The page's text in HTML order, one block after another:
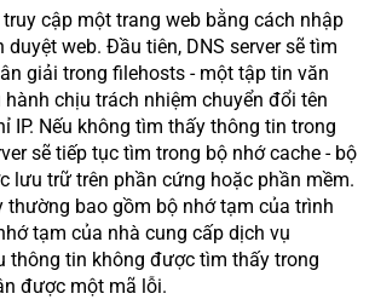
cập một trang web bằng cách nhập
web. Đầu tiên, DNS server sẽ tìm
giải trong filehosts - một tập tin văn
hành chịu trách nhiệm chuyển đổi tên
IP. Nếu không tìm thấy thông tin trong
sẽ tiếp tục tìm trong bộ nhớ cache - bộ
lưu trữ trên phần cứng hoặc phần mềm.
thường bao gồm bộ nhớ tạm của trình
tạm của nhà cung cấp dịch vụ
thông tin không được tìm thấy trong
được một mã lỗi.